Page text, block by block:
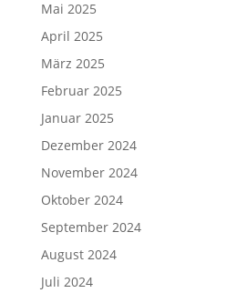
Mai 2025
April 2025
März 2025
Februar 2025
Januar 2025
Dezember 2024
November 2024
Oktober 2024
September 2024
August 2024
Juli 2024